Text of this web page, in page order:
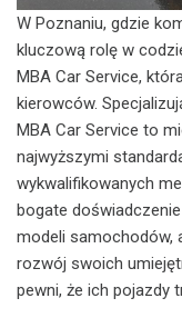
W Poznaniu, gdzie
kluczową rolę w
MBA Car Service,
kierowców.
MBA Car Service to
najwyższymi
wykwalifikowanych
bogate
modeli samochodów,
rozwój swoich
pewni, że ich pojazdy